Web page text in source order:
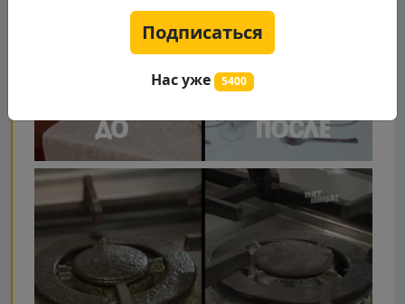
Подписаться
Нас уже 5400